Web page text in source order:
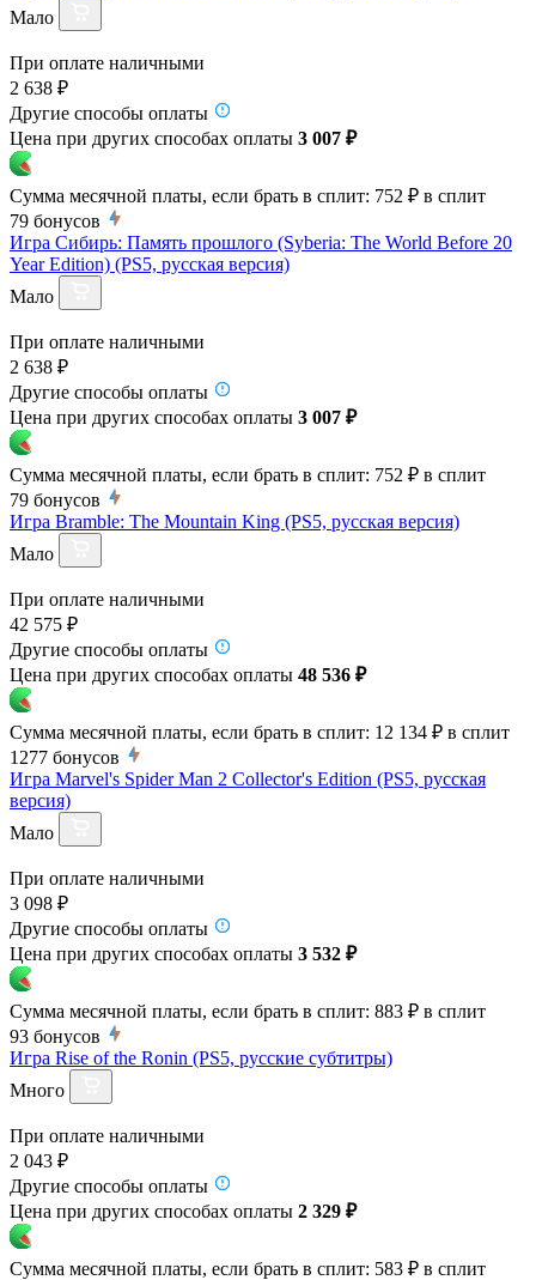
Мало
При оплате наличными
2 638 ₽
Другие способы оплаты
Цена при других способах оплаты 3 007 ₽
Сумма месячной платы, если брать в сплит: 752 ₽ в сплит
79 бонусов
Игра Сибирь: Память прошлого (Syberia: The World Before 20
Year Edition) (PS5, русская версия)
Мало
При оплате наличными
2 638 ₽
Другие способы оплаты
Цена при других способах оплаты 3 007 ₽
Сумма месячной платы, если брать в сплит: 752 ₽ в сплит
79 бонусов
Игра Bramble: The Mountain King (PS5, русская версия)
Мало
При оплате наличными
42 575 ₽
Другие способы оплаты
Цена при других способах оплаты 48 536 ₽
Сумма месячной платы, если брать в сплит: 12 134 ₽ в сплит
1277 бонусов
Игра Marvel's Spider Man 2 Collector's Edition (PS5, русская
версия)
Мало
При оплате наличными
3 098 ₽
Другие способы оплаты
Цена при других способах оплаты 3 532 ₽
Сумма месячной платы, если брать в сплит: 883 ₽ в сплит
93 бонусов
Игра Rise of the Ronin (PS5, русские субтитры)
Много
При оплате наличными
2 043 ₽
Другие способы оплаты
Цена при других способах оплаты 2 329 ₽
Сумма месячной платы, если брать в сплит: 583 ₽ в сплит